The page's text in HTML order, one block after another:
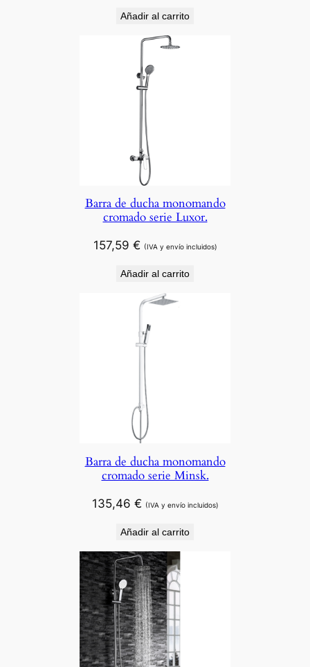
Añadir al carrito
Barra de ducha monomando
cromado serie Luxor.
157,59 € (IVA y envío incluidos)
Añadir al carrito
Barra de ducha monomando
cromado serie Minsk.
135,46 € (IVA y envío incluidos)
Añadir al carrito